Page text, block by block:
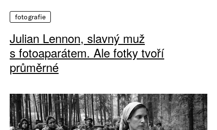
fotografie
Julian Lennon, slavný muž
s fotoaparátem. Ale fotky tvoří
průměrné